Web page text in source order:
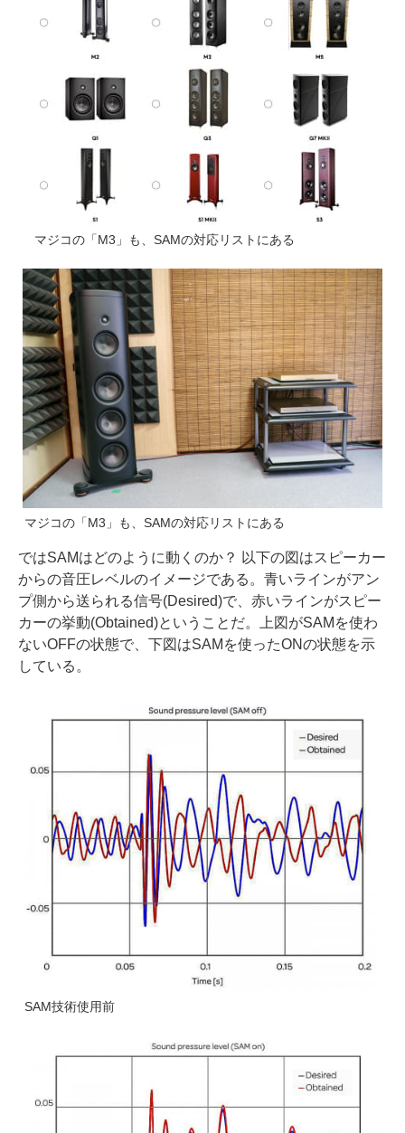
マジコの「M3」も、SAMの対応リストにある
マジコの「M3」も、SAMの対応リストにある
ではSAMはどのように動くのか？ 以下の図はスピーカー
からの音圧レベルのイメージである。青いラインがアン
プ側から送られる信号(Desired)で、赤いラインがスピー
カーの挙動(Obtained)ということだ。上図がSAMを使わ
ないOFFの状態で、下図はSAMを使ったONの状態を示
している。
SAM技術使用前